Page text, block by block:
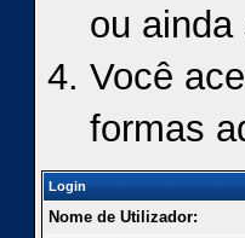
ou
Você
formas
Login
Nome de Utilizador: